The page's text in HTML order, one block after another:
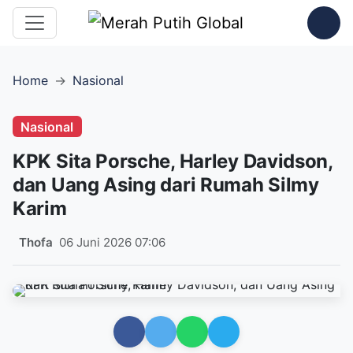
Home Nasional
Nasional
KPK Sita Porsche, Harley Davidson,
dan Uang Asing dari Rumah Silmy
Karim
Thofa 06 Juni 2026 07:06